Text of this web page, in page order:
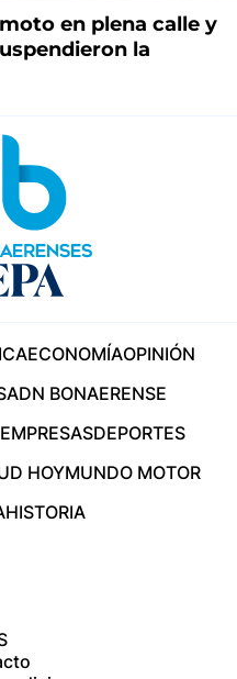
en plena calle y
la
ECONOMÍAOPINIÓN
ADN BONAERENSE
EMPRESASDEPORTES
HOYMUNDO MOTOR
HISTORIA